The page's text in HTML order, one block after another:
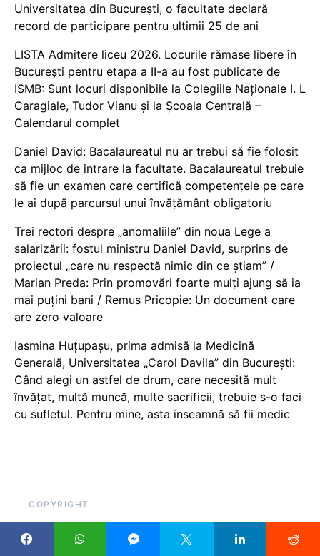
Universitatea din București, o facultate declară
record de participare pentru ultimii 25 de ani
LISTA Admitere liceu 2026. Locurile rămase libere în
București pentru etapa a II-a au fost publicate de
ISMB: Sunt locuri disponibile la Colegiile Naționale I. L
Caragiale, Tudor Vianu și la Școala Centrală –
Calendarul complet
Daniel David: Bacalaureatul nu ar trebui să fie folosit
ca mijloc de intrare la facultate. Bacalaureatul trebuie
să fie un examen care certifică competențele pe care
le ai după parcursul unui învățământ obligatoriu
Trei rectori despre „anomaliile” din noua Lege a
salarizării: fostul ministru Daniel David, surprins de
proiectul „care nu respectă nimic din ce știam” /
Marian Preda: Prin promovări foarte mulți ajung să ia
mai puțini bani / Remus Pricopie: Un document care
are zero valoare
Iasmina Huțupașu, prima admisă la Medicină
Generală, Universitatea „Carol Davila” din București:
Când alegi un astfel de drum, care necesită mult
învățat, multă muncă, multe sacrificii, trebuie s-o faci
cu sufletul. Pentru mine, asta înseamnă să fii medic
COPYRIGHT
Pentru că scrieți despre educație, sau cu atât mai mult